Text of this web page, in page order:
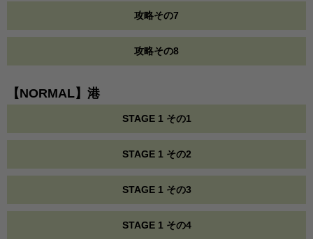
攻略その7
攻略その8
【NORMAL】港
STAGE 1 その1
STAGE 1 その2
STAGE 1 その3
STAGE 1 その4